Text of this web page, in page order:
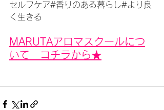
セルフケア#香りのある暮らし#より良
く生きる
MARUTAアロマスクールにつ
いて　コチラから★